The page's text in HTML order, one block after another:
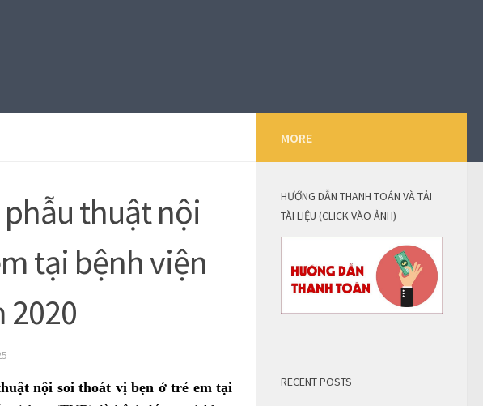
thuật nội
tại bệnh viện
2020
nội soi thoát vị bẹn ở trẻ em tại
MORE
HƯỚNG DẪN THANH TOÁN VÀ TẢI
TÀI LIỆU (CLICK VÀO ẢNH)
RECENT POSTS